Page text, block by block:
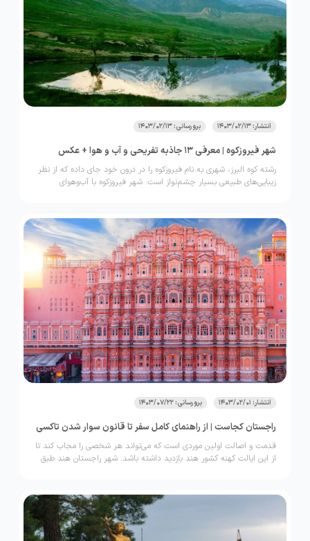
انتشار: 1403/02/13 برورسانی: 1403/02/13
شهر فیروزکوه | معرفی 13 جاذبه تفریحی و آب و هوا + عکس
رشته کوه البرز، شهری به ‌نام فیروزکوه را در درون خود جای داده که از نظر
زیبایی‌های طبیعی بسیار چشم‌نواز است. شهر فیروزکوه با آب‌و‌هوای
سرسبز، طبیعت بکر، حیات وحش غنی و غارهایی است که ارزش تماشا
دارند. تنگه‌هایی در میان کوه‌های این دیار قرار گرفته‌اند که از نظر
ژئوتوریسم بسیار مهم هستند. علاوه‌بر این وجود قلعه‌ها و برج‌های
دیدبانی در فیروزکوه نشان از قدمت بالا و اصالت این شهرستان دارد.
انتشار: 1403/02/01 برورسانی: 1403/07/22
راجستان کجاست | از راهنمای کامل سفر تا قانون سوار شدن تاکسی
قدمت و اصالت اولین موردی است که می‌تواند هر شخصی را مجاب کند تا
از این ایالت کهنه کشور هند بازدید داشته باشد. شهر راجستان هند طبق
و هوایی خاصی که دارد؛ جمعیت آن به شدت کم است.